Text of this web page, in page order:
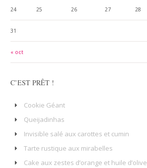
« oct
24 25 26 27 28
31
C’EST PRÊT !
Cookie Géant
Queijadinhas
Invisible salé aux carottes et cumin
Tarte rustique aux mirabelles
Cake aux zestes d’orange et huile d’olive